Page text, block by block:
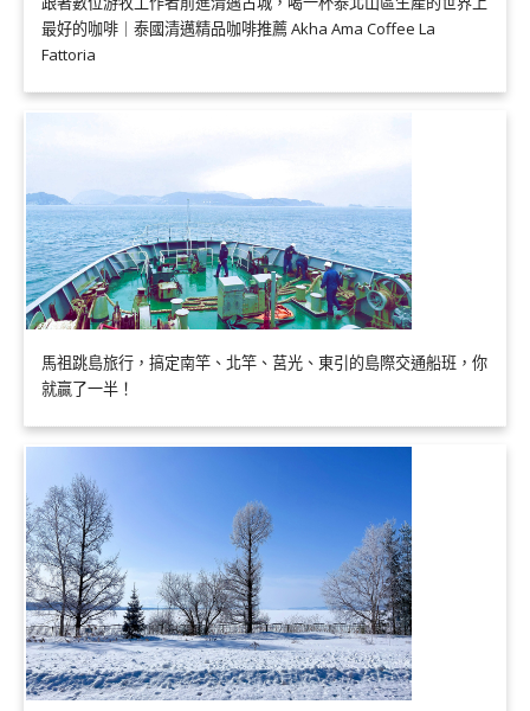
最好的咖啡｜泰國清邁精品咖啡推薦 Akha Ama Coffee La
Fattoria
馬祖跳島旅行，搞定南竿、北竿、莒光、東引的島際交通船班，你
就贏了一半！